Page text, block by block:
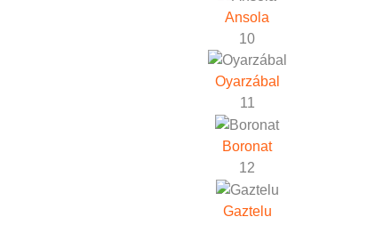
Ansola
10
Oyarzábal
11
Boronat
12
Gaztelu